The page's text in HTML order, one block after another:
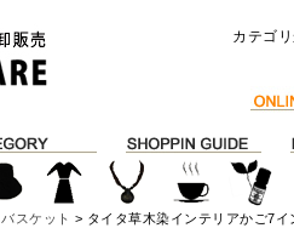
カテゴ
スケット > タイタ草木染インテリアかご7